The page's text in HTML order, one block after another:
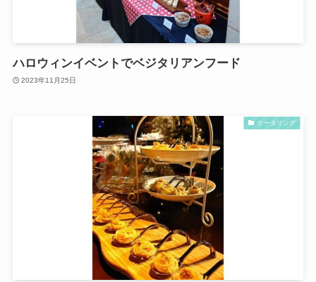
ハロウィンイベントでベジタリアンフード
2023年11月25日
ケータリング